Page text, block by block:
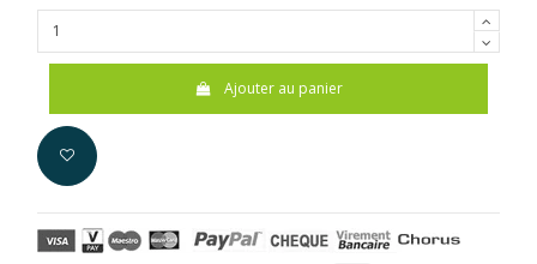
Ajouter au panier